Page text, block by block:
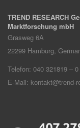
TREND RESEARCH
Marktforschung mbH
Grasweg 6A
22299 Hamburg,
Telefon: 040 321819 – 0
E-Mail: kontakt@trend-